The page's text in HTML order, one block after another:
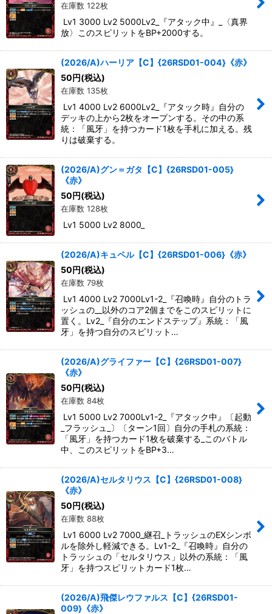
在庫数 122枚
Lv1 3000 Lv2 5000Lv2_『アタック中』_〈真界
放〉このスピリットをBP+2000する。
(2026/A)ハーリア【C】{26RSD01-004}《赤》
50円(税込)
在庫数 135枚
Lv1 4000 Lv2 6000Lv2_『アタック時』自分の
デッキの上から2枚をオープンする。その中の系
統：「風牙」を持つカード1枚を手札に加える。残
りは破棄する。
(2026/A)グン＝ガタ【C】{26RSD01-005}
《赤》
50円(税込)
在庫数 128枚
Lv1 5000 Lv2 8000_
(2026/A)キュペル【C】{26RSD01-006}《赤》
50円(税込)
在庫数 79枚
Lv1 4000 Lv2 7000Lv1-2_『召喚時』自分のトラ
ッシュの__以外のコア2個までをこのスピリットに
置く。Lv2_『自分のエンドステップ』系統：「風
牙」を持つ自分のスピリット…
(2026/A)グライファー【C】{26RSD01-007}
《赤》
50円(税込)
在庫数 84枚
Lv1 5000 Lv2 7000Lv1-2_『アタック中』〔起動
_フラッシュ_〕〔ターン1回〕自分の手札の系統：
「風牙」を持つカード1枚を破棄する_このバトル
中、このスピリットをBP+3…
(2026/A)セルタリウス【C】{26RSD01-008}
《赤》
50円(税込)
在庫数 88枚
Lv1 6000 Lv2 7000_継召_トラッシュのEXシンボ
ルを除外し軽減できる。Lv1-2_『召喚時』自分の
トラッシュの「セルタリウス」以外の系統：「風
牙」を持つスピリットカード1枚…
(2026/A)飛傑レウファルス【C】{26RSD01-
009}《赤》